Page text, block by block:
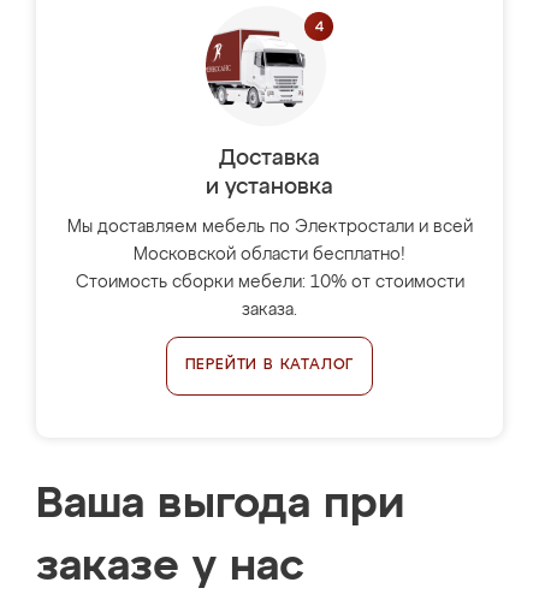
Доставка
и установка
Мы доставляем мебель по Электростали и всей
Московской области бесплатно!
Стоимость сборки мебели: 10% от стоимости
заказа.
ПЕРЕЙТИ В КАТАЛОГ
Ваша выгода при
заказе у нас